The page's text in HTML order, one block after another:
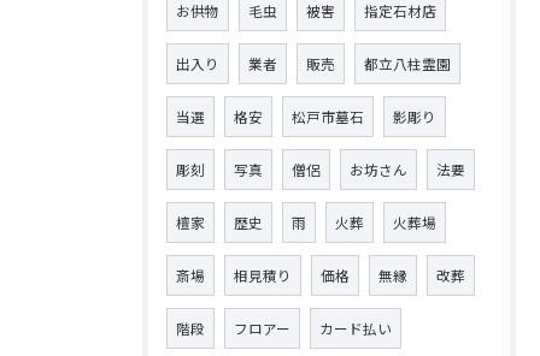
お供物 毛虫 被害 指定石材店
出入り 業者 販売 都立八柱霊園
当選 格安 松戸市墓石 影彫り
彫刻 写真 僧侶 お坊さん 法要
檀家 歴史 雨 火葬 火葬場
斎場 相見積り 価格 無縁 改葬
階段 フロアー カード払い